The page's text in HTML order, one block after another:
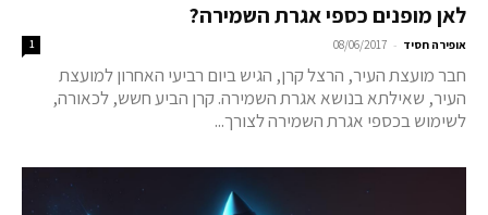
לאן מופנים כספי אגרת השמירה?
אופירה חסיד -
08/06/2017
1
חבר מועצת העיר, הרצל קרן, הגיש ביום רביעי האחרון למועצת
העיר, שאילתא בנושא אגרת השמירה. קרן הביע חשש, לכאורה,
לשימוש בכספי אגרת השמירה לצורך...